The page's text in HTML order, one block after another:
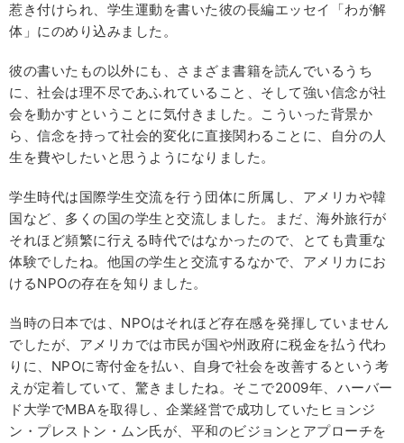
惹き付けられ、学生運動を書いた彼の長編エッセイ「わが解
体」にのめり込みました。
彼の書いたもの以外にも、さまざま書籍を読んでいるうち
に、社会は理不尽であふれていること、そして強い信念が社
会を動かすということに気付きました。こういった背景か
ら、信念を持って社会的変化に直接関わることに、自分の人
生を費やしたいと思うようになりました。
学生時代は国際学生交流を行う団体に所属し、アメリカや韓
国など、多くの国の学生と交流しました。まだ、海外旅行が
それほど頻繁に行える時代ではなかったので、とても貴重な
体験でしたね。他国の学生と交流するなかで、アメリカにお
けるNPOの存在を知りました。
当時の日本では、NPOはそれほど存在感を発揮していません
でしたが、アメリカでは市民が国や州政府に税金を払う代わ
りに、NPOに寄付金を払い、自身で社会を改善するという考
えが定着していて、驚きましたね。そこで2009年、ハーバー
ド大学でMBAを取得し、企業経営で成功していたヒョンジ
ン・プレストン・ムン氏が、平和のビジョンとアプローチを